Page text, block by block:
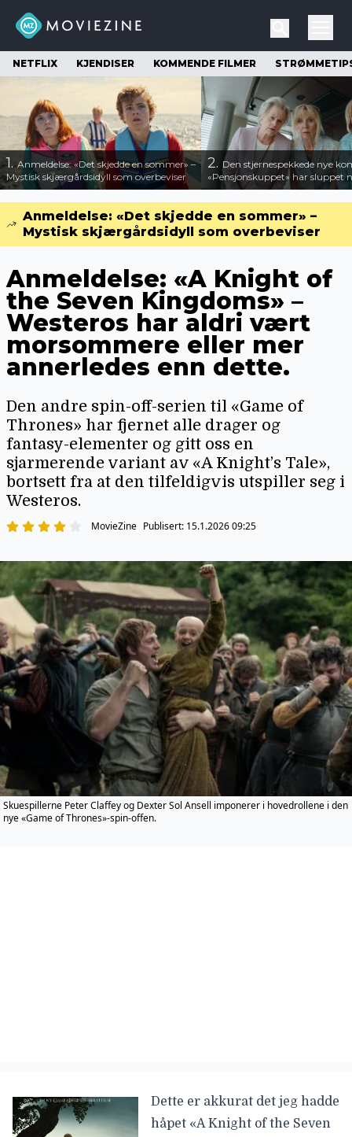
NETFLIX KJENDISER KOMMENDE FILMER
1.Anmeldelse: «Det skjedde en sommer» –
Mystisk skjærgårdsidyll som overbeviser
2. Den stjernespekkede nye
«Pensjonskuppet» har sluppet
Anmeldelse: «Det skjedde en sommer» –
Mystisk skjærgårdsidyll som overbeviser
Anmeldelse: «A Knight of
the Seven Kingdoms» –
Westeros har aldri vært
morsommere eller mer
annerledes enn dette.
Den andre spin-off-serien til «Game of
Thrones» har fjernet alle drager og
fantasy-elementer og gitt oss en
sjarmerende variant av «A Knight’s Tale»,
bortsett fra at den tilfeldigvis utspiller seg i
Westeros.
MovieZine Publisert: 15.1.2026 09:25
Skuespillerne Peter Claffey og Dexter Sol Ansell imponerer i hovedrollene i den
nye «Game of Thrones»-spin-offen.
Dette er akkurat det jeg hadde
håpet «A Knight of the Seven